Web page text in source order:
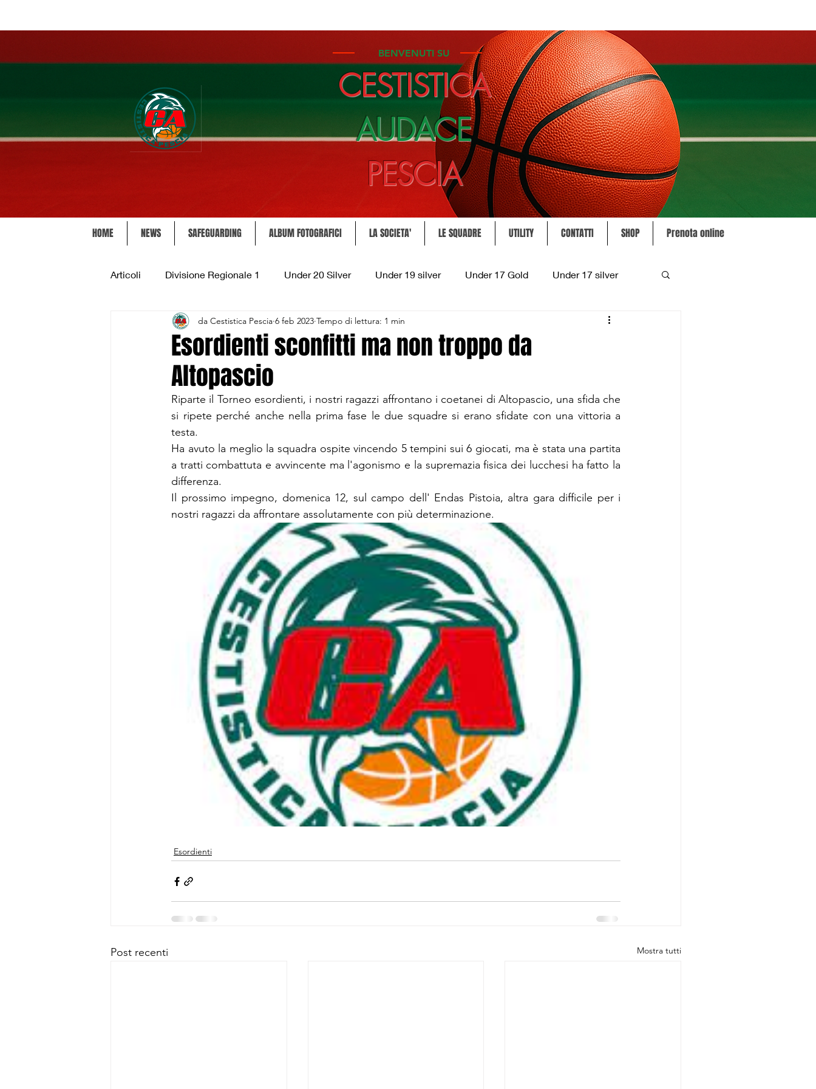
BENVENUTI SU
CESTISTICA
AUDACE
PESCIA
HOME NEWS SAFEGUARDING ALBUM FOTOGRAFICI LA SOCIETA' LE SQUADRE UTILITY CONTATTI SHOP Prenota online
Articoli Divisione Regionale 1 Under 20 Silver Under 19 silver Under 17 Gold Under 17 silver
Under 15 Silver Under 14 Silver Under 13 Silver
CSI Juniores CSI Under 13
Esordienti sconfitti ma non troppo da
Altopascio
da Cestistica Pescia 6 feb 2023 Tempo di lettura: 1 min
Riparte il Torneo esordienti, i nostri ragazzi affrontano i coetanei di Altopascio, una sfida che
si ripete perché anche nella prima fase le due squadre si erano sfidate con una vittoria a
testa.
Ha avuto la meglio la squadra ospite vincendo 5 tempini sui 6 giocati, ma è stata una partita
a tratti combattuta e avvincente ma l'agonismo e la supremazia fisica dei lucchesi ha fatto la
differenza.
Il prossimo impegno, domenica 12, sul campo dell' Endas Pistoia, altra gara difficile per i
nostri ragazzi da affrontare assolutamente con più determinazione.
Esordienti
Post recenti Mostra tutti